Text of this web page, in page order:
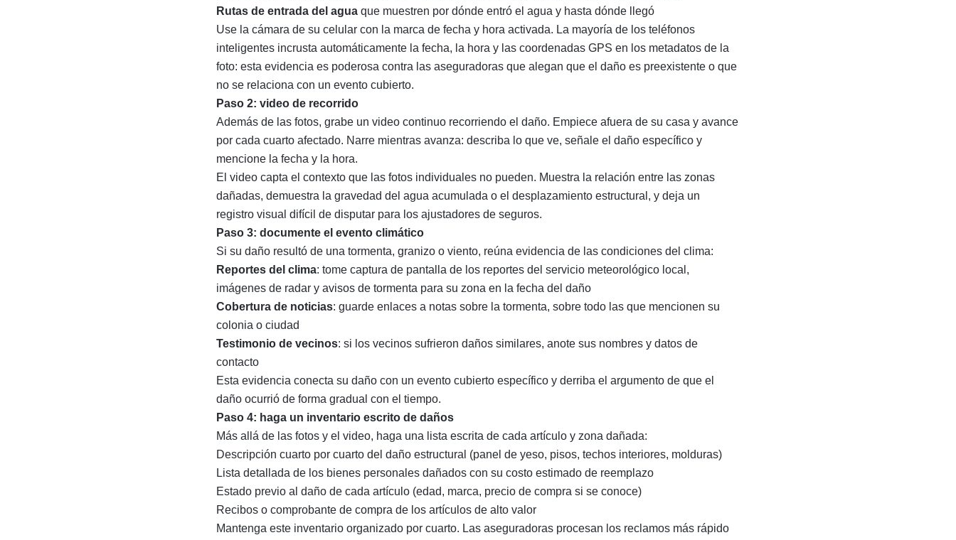
Rutas de entrada del agua que muestren por dónde entró el agua y hasta dónde llegó
Use la cámara de su celular con la marca de fecha y hora activada. La mayoría de los teléfonos
inteligentes incrusta automáticamente la fecha, la hora y las coordenadas GPS en los metadatos de la
foto: esta evidencia es poderosa contra las aseguradoras que alegan que el daño es preexistente o que
no se relaciona con un evento cubierto.
Paso 2: video de recorrido
Además de las fotos, grabe un video continuo recorriendo el daño. Empiece afuera de su casa y avance
por cada cuarto afectado. Narre mientras avanza: describa lo que ve, señale el daño específico y
mencione la fecha y la hora.
El video capta el contexto que las fotos individuales no pueden. Muestra la relación entre las zonas
dañadas, demuestra la gravedad del agua acumulada o el desplazamiento estructural, y deja un
registro visual difícil de disputar para los ajustadores de seguros.
Paso 3: documente el evento climático
Si su daño resultó de una tormenta, granizo o viento, reúna evidencia de las condiciones del clima:
Reportes del clima: tome captura de pantalla de los reportes del servicio meteorológico local,
imágenes de radar y avisos de tormenta para su zona en la fecha del daño
Cobertura de noticias: guarde enlaces a notas sobre la tormenta, sobre todo las que mencionen su
colonia o ciudad
Testimonio de vecinos: si los vecinos sufrieron daños similares, anote sus nombres y datos de
contacto
Esta evidencia conecta su daño con un evento cubierto específico y derriba el argumento de que el
daño ocurrió de forma gradual con el tiempo.
Paso 4: haga un inventario escrito de daños
Más allá de las fotos y el video, haga una lista escrita de cada artículo y zona dañada:
Descripción cuarto por cuarto del daño estructural (panel de yeso, pisos, techos interiores, molduras)
Lista detallada de los bienes personales dañados con su costo estimado de reemplazo
Estado previo al daño de cada artículo (edad, marca, precio de compra si se conoce)
Recibos o comprobante de compra de los artículos de alto valor
Mantenga este inventario organizado por cuarto. Las aseguradoras procesan los reclamos más rápido